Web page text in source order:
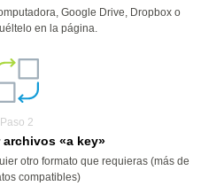
Google Drive, Dropbox o
en la página.
Paso 2
«a key»
otro formato que requieras (más de
compatibles)